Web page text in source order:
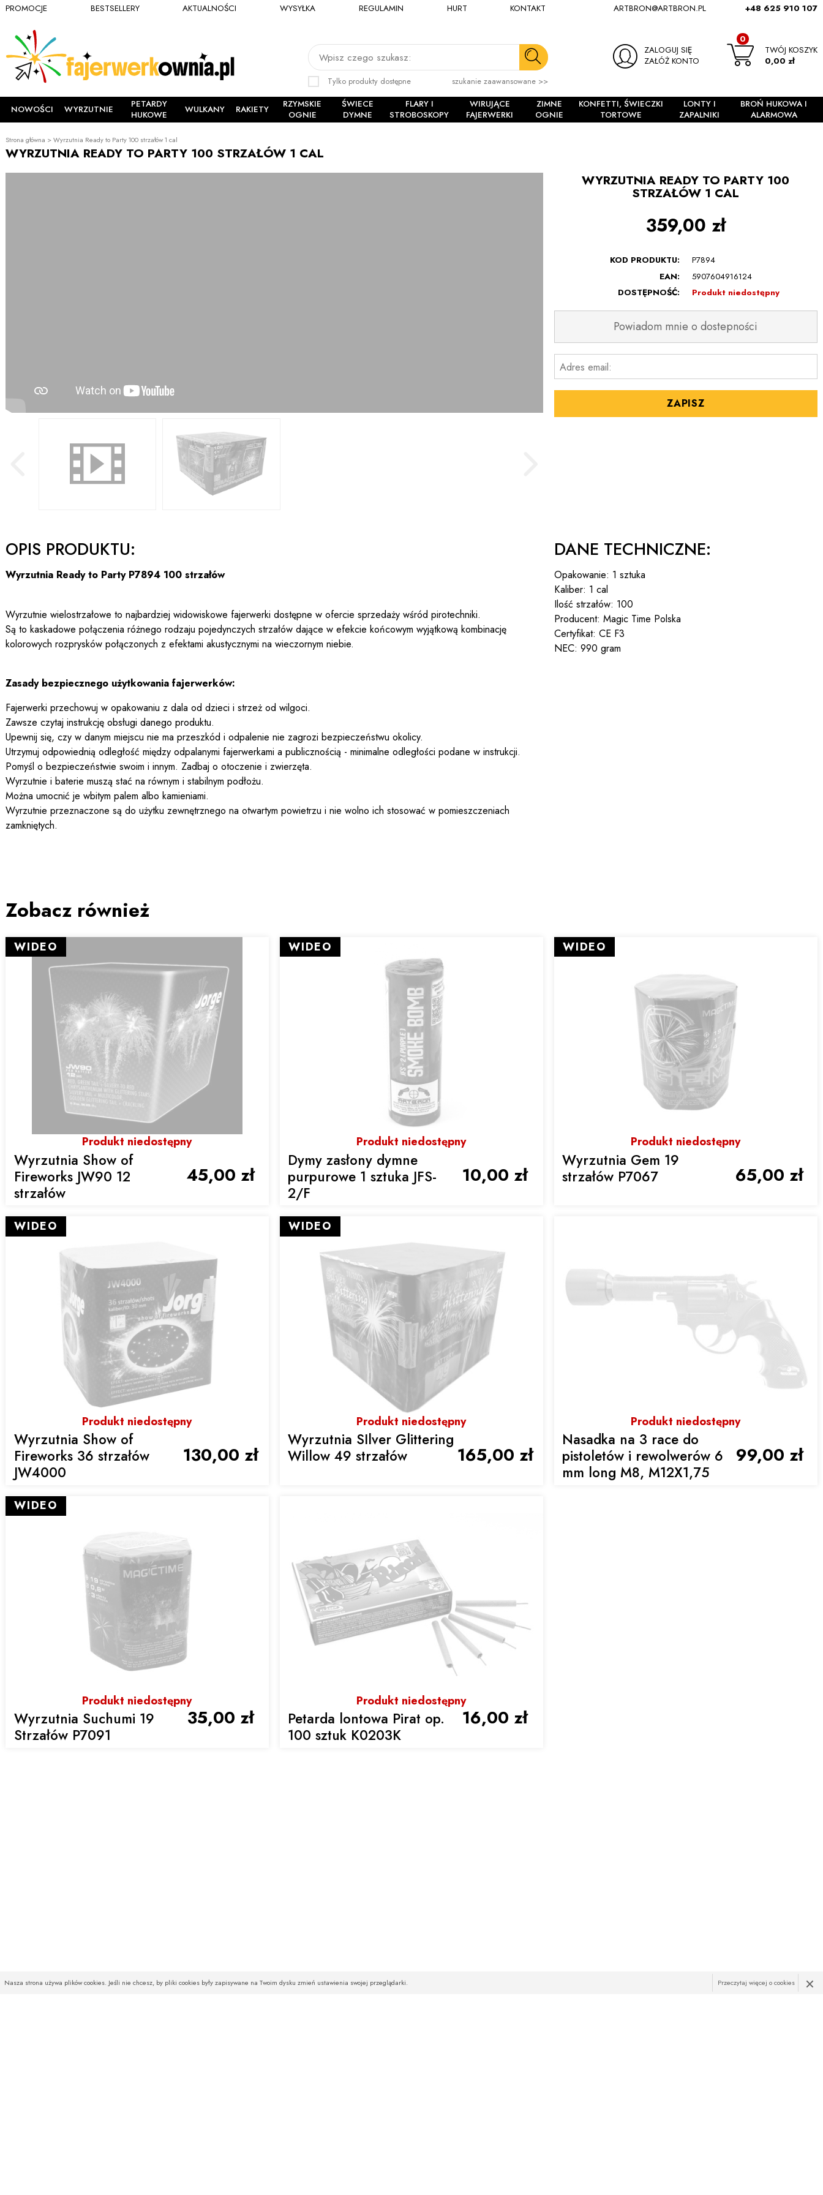
ARTBRON@ARTBRON.PL +48 625 910 107
Wpisz czego szukasz:
Tylko produkty dostępne szukanie zaawansowane >>
ZALOGUJ SIĘ
ZAŁÓŻ KONTO
TWÓJ KOSZYK
0
0,00 zł
PROMOCJE BESTSELLERY AKTUALNOŚCI WYSYŁKA REGULAMIN HURT KONTAKT
NOWOŚCI WYRZUTNIE
PETARDY
HUKOWE
WULKANY RAKIETY
RZYMSKIE
OGNIE
ŚWIECE
DYMNE
FLARY I
STROBOSKOPY
WIRUJĄCE
FAJERWERKI
ZIMNE
OGNIE
KONFETTI, ŚWIECZKI
TORTOWE
LONTY I
ZAPALNIKI
BROŃ HUKOWA I
ALARMOWA
Strona główna >Wyrzutnia Ready to Party 100 strzałów 1 cal
WYRZUTNIA READY TO PARTY 100 STRZAŁÓW 1 CAL
WYRZUTNIA READY TO PARTY 100
STRZAŁÓW 1 CAL
359,00 zł
KOD PRODUKTU:
P7894
EAN:
5907604916124
DOSTĘPNOŚĆ:
Produkt niedostępny
Powiadom mnie o dostepności
Adres email:
ZAPISZ
OPIS PRODUKTU:
Wyrzutnia Ready to Party P7894 100 strzałów
Wyrzutnie wielostrzałowe to najbardziej widowiskowe fajerwerki dostępne w ofercie sprzedaży wśród pirotechniki.
Są to kaskadowe połączenia różnego rodzaju pojedynczych strzałów dające w efekcie końcowym wyjątkową kombinację
kolorowych rozprysków połączonych z efektami akustycznymi na wieczornym niebie.
Zasady bezpiecznego użytkowania fajerwerków:
Fajerwerki przechowuj w opakowaniu z dala od dzieci i strzeż od wilgoci.
Zawsze czytaj instrukcję obsługi danego produktu.
Upewnij się, czy w danym miejscu nie ma przeszkód i odpalenie nie zagrozi bezpieczeństwu okolicy.
Utrzymuj odpowiednią odległość między odpalanymi fajerwerkami a publicznością - minimalne odległości podane w instrukcji.
Pomyśl o bezpieczeństwie swoim i innym. Zadbaj o otoczenie i zwierzęta.
Wyrzutnie i baterie muszą stać na równym i stabilnym podłożu.
Można umocnić je wbitym palem albo kamieniami.
Wyrzutnie przeznaczone są do użytku zewnętrznego na otwartym powietrzu i nie wolno ich stosować w pomieszczeniach
zamkniętych.
DANE TECHNICZNE:
Opakowanie: 1 sztuka
Kaliber: 1 cal
Ilość strzałów: 100
Producent: Magic Time Polska
Certyfikat: CE F3
NEC: 990 gram
Zobacz również
Produkt niedostępny
Wyrzutnia Show of
Fireworks JW90 12
strzałów
45,00 zł
WIDEO
Produkt niedostępny
Dymy zasłony dymne
purpurowe 1 sztuka JFS-
2/F
10,00 zł
WIDEO
Produkt niedostępny
Wyrzutnia Gem 19
strzałów P7067
65,00 zł
WIDEO
Produkt niedostępny
Wyrzutnia Show of
Fireworks 36 strzałów
JW4000
130,00 zł
WIDEO
Produkt niedostępny
Wyrzutnia SIlver Glittering
Willow 49 strzałów
165,00 zł
WIDEO
Produkt niedostępny
Nasadka na 3 race do
pistoletów i rewolwerów 6
mm long M8, M12X1,75
99,00 zł
Produkt niedostępny
Wyrzutnia Suchumi 19
Strzałów P7091
35,00 zł
WIDEO
Produkt niedostępny
Petarda lontowa Pirat op.
100 sztuk K0203K
16,00 zł
Nasza strona używa plików cookies. Jeśli nie chcesz, by pliki cookies były zapisywane na Twoim dysku zmień ustawienia swojej przeglądarki. ×
Przeczytaj więcej o cookies